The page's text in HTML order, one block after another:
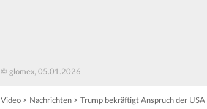
© glomex, 05.01.2026
Video > Nachrichten > Trump bekräftigt Anspruch der